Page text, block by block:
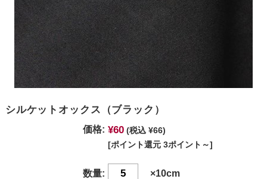
シルケットオックス（ブラック）
価格: ¥60 (税込 ¥66)
[ポイント還元 3ポイント～]
数量: ×10cm